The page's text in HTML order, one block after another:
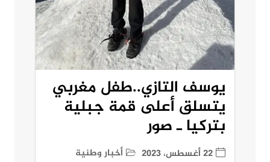
يوسف التازي..طفل مغربي
يتسلق أعلى قمة جبلية
بتركيا ـ صور
22 أغسطس، 2023 أخبار وطنية